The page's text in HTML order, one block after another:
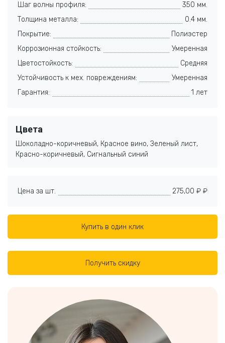
Шаг волны профиля:
350 мм.
Толщина металла:
0.4 мм.
Покрытие:
Полиэстер
Коррозионная стойкость:
Умеренная
Цветостойкость:
Средняя
Устойчивость к мех. повреждениям:
Умеренная
Гарантия:
1 лет
Цвета
Шоколадно-коричневый, Красное вино, Зеленый лист,
Красно-коричневый, Сигнальный синий
Цена за шт. 275,00 ₽ ₽
Купить в один клик
Получить скидку